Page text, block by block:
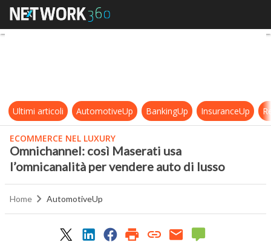
Omnichannel: così Maserati usa
Ultimi articoli AutomotiveUp BankingUp InsuranceUp
ECOMMERCE NEL LUXURY
Omnichannel: così Maserati usa
l’omnicanalità per vendere auto di lusso
Home AutomotiveUp